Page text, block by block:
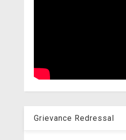
Grievance Redressal